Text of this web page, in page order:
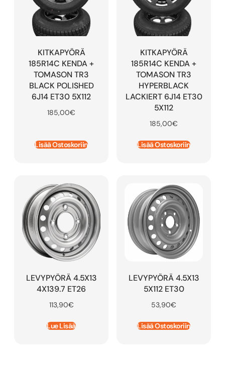
KITKAPYÖRÄ
185R14C KENDA +
TOMASON TR3
BLACK POLISHED
6J14 ET30 5X112
185,00€
Lisää Ostoskoriin
KITKAPYÖRÄ
185R14C KENDA +
TOMASON TR3
HYPERBLACK
LACKIERT 6J14 ET30
5X112
185,00€
Lisää Ostoskoriin
LEVYPYÖRÄ 4.5X13
4X139.7 ET26
113,90€
Lue Lisää
LEVYPYÖRÄ 4.5X13
5X112 ET30
53,90€
Lisää Ostoskoriin